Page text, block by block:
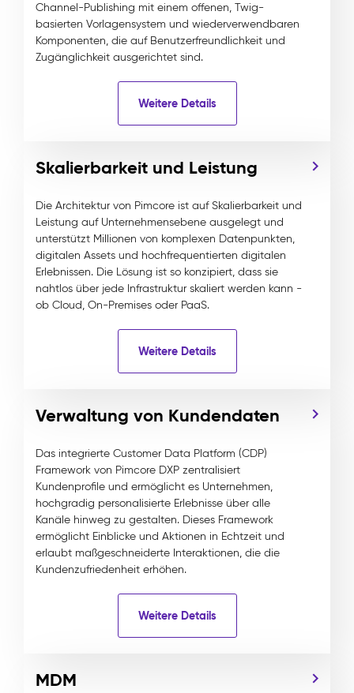
Channel-Publishing mit einem offenen, Twig-
basierten Vorlagensystem und wiederverwendbaren
Komponenten, die auf Benutzerfreundlichkeit und
Zugänglichkeit ausgerichtet sind.
Weitere Details
Skalierbarkeit und Leistung
Die Architektur von Pimcore ist auf Skalierbarkeit und
Leistung auf Unternehmensebene ausgelegt und
unterstützt Millionen von komplexen Datenpunkten,
digitalen Assets und hochfrequentierten digitalen
Erlebnissen. Die Lösung ist so konzipiert, dass sie
nahtlos über jede Infrastruktur skaliert werden kann -
ob Cloud, On-Premises oder PaaS.
Weitere Details
Verwaltung von Kundendaten
Das integrierte Customer Data Platform (CDP)
Framework von Pimcore DXP zentralisiert
Kundenprofile und ermöglicht es Unternehmen,
hochgradig personalisierte Erlebnisse über alle
Kanäle hinweg zu gestalten. Dieses Framework
ermöglicht Einblicke und Aktionen in Echtzeit und
erlaubt maßgeschneiderte Interaktionen, die die
Kundenzufriedenheit erhöhen.
Weitere Details
MDM